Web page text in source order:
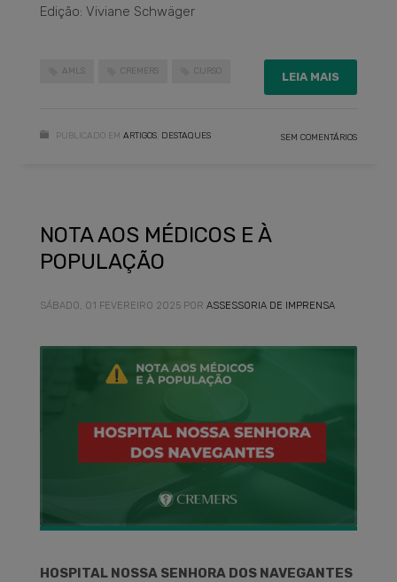
Edição: Viviane Schwäger
AMLS CREMERS CURSO LEIA MAIS
PUBLICADO EM ARTIGOS DESTAQUES SEM COMENTÁRIOS
NOTA AOS MÉDICOS E À
POPULAÇÃO
SÁBADO, 01 FEVEREIRO 2025 POR ASSESSORIA DE IMPRENSA
HOSPITAL NOSSA SENHORA DOS NAVEGANTES